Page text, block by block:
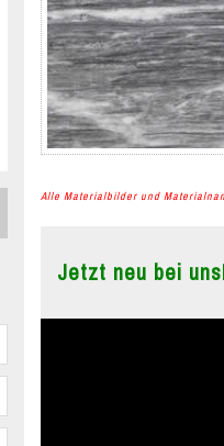
Alle Materialbilder und
Jetzt neu bei